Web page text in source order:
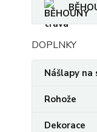
DOPLNKY
Nášlapy na
Rohože
Dekorace